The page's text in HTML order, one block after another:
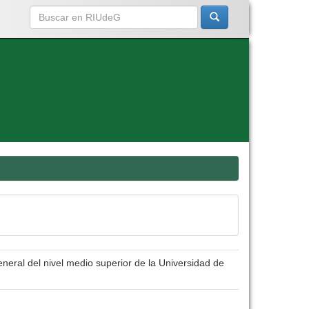
del nivel medio superior de la Universidad de